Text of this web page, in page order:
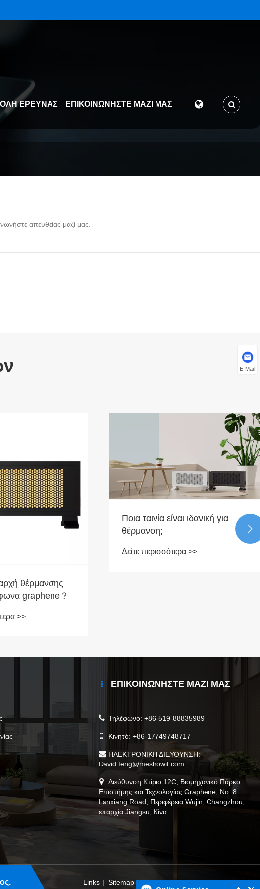
ΈΡΕΥΝΑΣ ΕΠΙΚΟΙΝΩΝΉΣΤΕ ΜΑΖΊ ΜΑΣ
απευθείας μαζί μας.
θέρμανσης
graphene？
>>
Ποια ταινία είναι ιδανική για
θέρμανση;
Δείτε περισσότερα >>

ΕΠΙΚΟΙΝΩΝΉΣΤΕ ΜΑΖΊ ΜΑΣ
Τηλέφωνο: +86-519-88835989
Κινητό: +86-17749748717
ΗΛΕΚΤΡΟΝΙΚΗ ΔΙΕΥΘΥΝΣΗ:
David.feng@meshowit.com
Διεύθυνση:Κτίριο 12C, Βιομηχανικό Πάρκο
Επιστήμης και Τεχνολογίας Graphene, Νο. 8
Lanxiang Road, Περιφέρεια Wujin, Changzhou,
επαρχία Jiangsu, Κίνα
Links | Sitemap | RSS | XML | Πολιτική Απορρήτου
E-Mail